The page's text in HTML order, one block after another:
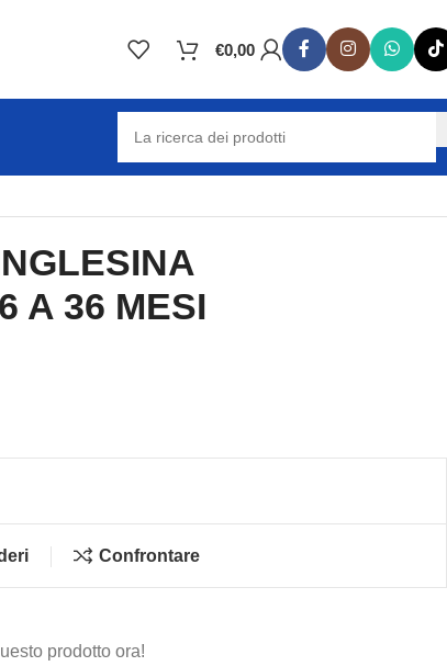
€0,00
A 36 MESI
Confrontare
prodotto ora!